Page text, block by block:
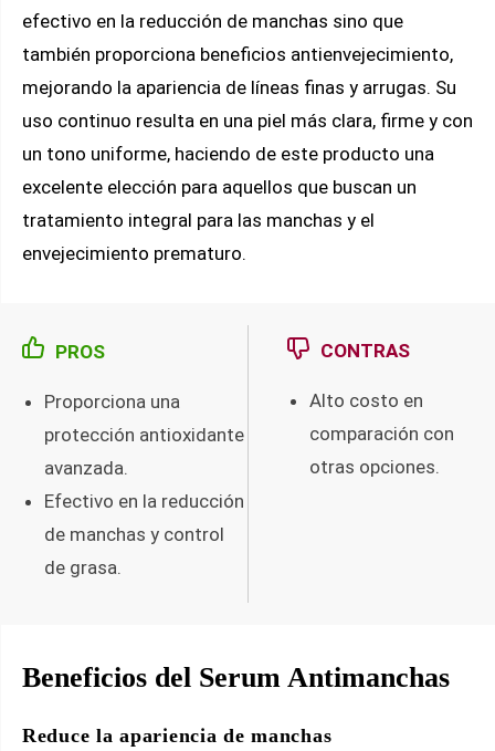
efectivo en la reducción de manchas sino que
también proporciona beneficios antienvejecimiento,
mejorando la apariencia de líneas finas y arrugas. Su
uso continuo resulta en una piel más clara, firme y con
un tono uniforme, haciendo de este producto una
excelente elección para aquellos que buscan un
tratamiento integral para las manchas y el
envejecimiento prematuro.
PROS
Proporciona una
protección antioxidante
avanzada.
Efectivo en la reducción
de manchas y control
de grasa.
CONTRAS
Alto costo en
comparación con
otras opciones.
Beneficios del Serum Antimanchas
Reduce la apariencia de manchas